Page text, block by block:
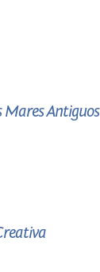
Mares Antiguos